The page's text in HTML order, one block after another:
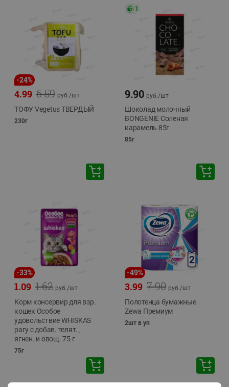
-24%
6.59
4.99 руб./шт
ТОФУ Vegetus ТВЕРДЫЙ
230г
1
9.90 руб./шт
Шоколад молочный
BONGENIE Соленая
карамель 85г
85г
-33%
1.62
1.09 руб./шт
Корм консервир для взр.
кошек Особое
удовольствие WHISKAS
рагу с добав. телят. ,
ягнен. и овощ. 75 г
75г
-49%
7.90
3.99 руб./шт
Полотенца бумажные
Zewa Премиум
2шт в уп